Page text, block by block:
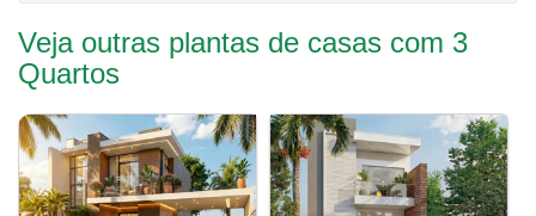
Veja outras plantas de casas com 3
Quartos